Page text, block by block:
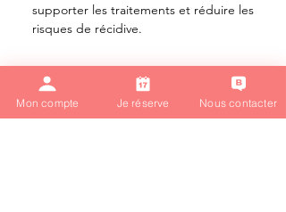
supporter les traitements et réduire les
risques de récidive.
Réservez votre séance découverte
Mon compte Je réserve Nous contacter